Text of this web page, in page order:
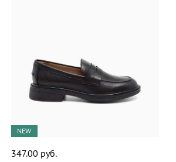
NEW
347.00 руб.